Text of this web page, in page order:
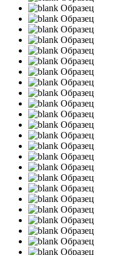
Образец
Образец
Образец
Образец
Образец
Образец
Образец
Образец
Образец
Образец
Образец
Образец
Образец
Образец
Образец
Образец
Образец
Образец
Образец
Образец
Образец
Образец
Образец
Образец